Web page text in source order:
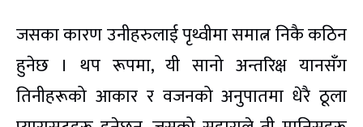
जसका कारण उनीहरुलाई पृथ्वीमा समात्न निकै कठिन
हुनेछ । थप रूपमा, यी सानो अन्तरिक्ष यानसँग
तिनीहरूको आकार र वजनको अनुपातमा धेरै ठूला